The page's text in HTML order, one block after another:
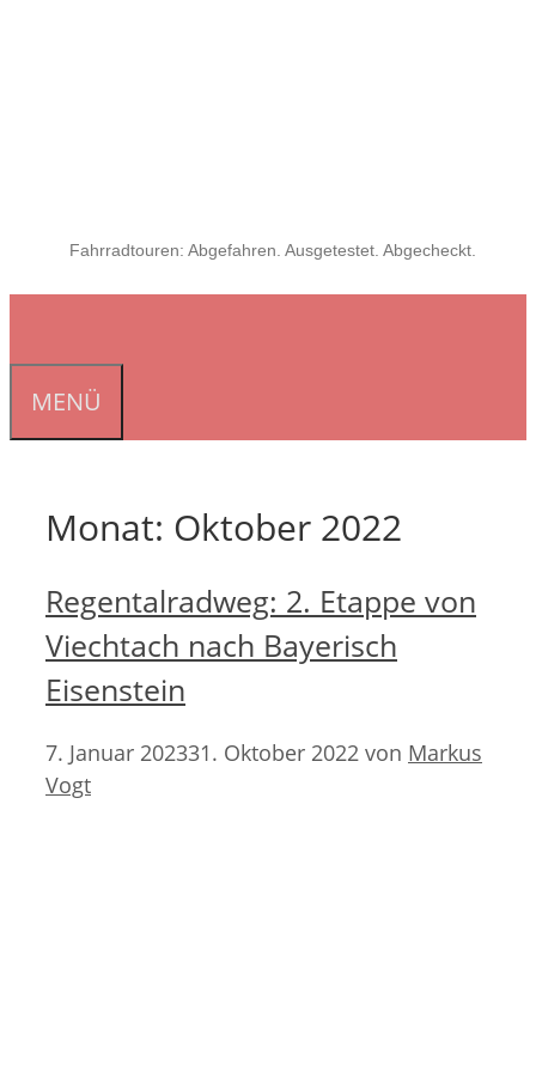
Fahrradtouren: Abgefahren. Ausgetestet. Abgecheckt.
MENÜ
Monat: Oktober 2022
Regentalradweg: 2. Etappe von
Viechtach nach Bayerisch
Eisenstein
7. Januar 202331. Oktober 2022 von Markus
Vogt